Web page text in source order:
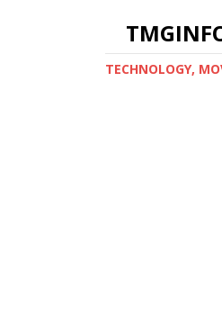
ТECHNOLOGY,